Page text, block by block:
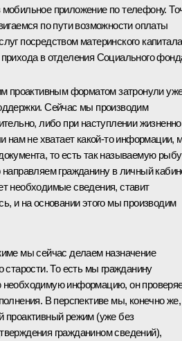
приложение по телефону.
по пути возможности оплаты
посредством материнского капитала
в отделения Социального
проактивным форматом затронули
Сейчас мы производим
либо при наступлении
нам не хватает какой-то информации,
то есть так называемую рыбу
гражданину в личный
необходимые сведения, ставит
и на основании этого мы производим
мы сейчас делаем назначение
старости. То есть мы гражданину
необходимую информацию, он
В перспективе мы, конечно же,
проактивный режим (уже без
гражданином сведений),